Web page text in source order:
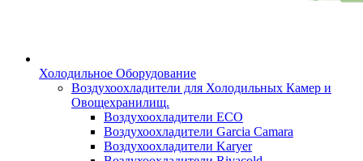
Холодильное Оборудование
Воздухоохладители для Холодильных Камер и
Овощехранилищ.
Воздухоохладители ECO
Воздухоохладители Garcia Camara
Воздухоохладители Karyer